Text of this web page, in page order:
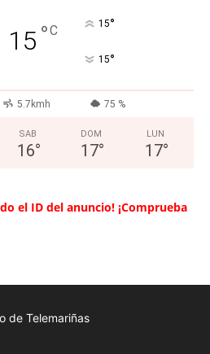
15 °C 15°
15°
5.7kmh 75 %
SAB
16°
DOM
17°
LUN
17°
el ID del anuncio! ¡Comprueba